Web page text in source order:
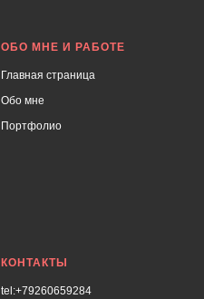
ОБО МНЕ И РАБОТЕ
Главная страница
Обо мне
Портфолио
КОНТАКТЫ
tel:+79260659284